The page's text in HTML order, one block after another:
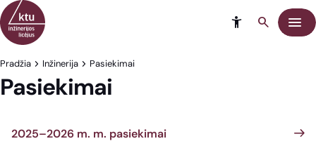
Eiti į turinį
Meniu
Pradžia Inžinerija Pasiekimai
Pasiekimai
2025–2026 m. m. pasiekimai